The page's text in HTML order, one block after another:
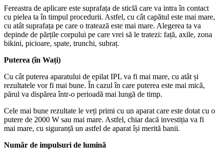
Fereastra de aplicare este suprafața de sticlă care va intra în contact
cu pielea ta în timpul procedurii. Astfel, cu cât capătul este mai mare,
cu atât suprafața pe care o tratează este mai mare. Alegerea ta va
depinde de părțile corpului pe care vrei să le tratezi: față, axile, zona
bikini, picioare, spate, trunchi, subraț.
Puterea (în Wați)
Cu cât puterea aparatului de epilat IPL va fi mai mare, cu atât și
rezultatele vor fi mai bune. În cazul în care puterea este mai mică,
părul va dispărea într-o perioadă mai lungă de timp.
Cele mai bune rezultate le veți primi cu un aparat care este dotat cu o
putere de 2000 W sau mai mare. Astfel, chiar dacă investiția va fi
mai mare, cu siguranță un astfel de aparat își merită banii.
Număr de impulsuri de lumină